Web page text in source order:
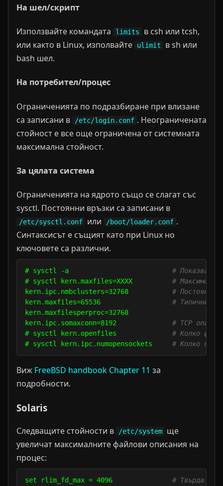
На шел/скрипт
Използвайте командата limits
в csh или tcsh,
или както в Linux, изполвайте
ulimit
в sh или
bash шел.
На потребител/процес
Ограниченията по подразбиране при влизане
са записани в
/etc/login.conf . Неограничената
стойност е все още ограничена от системната
максимална стойност.
За цялата система
Ограниченията на ядрото също се слагат със
sysctl. Постоянни връзки са записани в
/etc/sysctl.conf или /boot/loader.conf .
Синтаксисът е същият като при Linux но
ключовете са различни.
# sysctl -a # Показва
# sysctl kern.maxfiles=XXXX #
kern.ipc.nmbclusters=32768 #
kern.maxfiles=65536 # Типични
kern.maxfilesperproc=32768
kern.ipc.somaxconn=8192 # TCP
# sysctl kern.openfiles # Колко
# sysctl kern.ipc.numopensockets # Колко
Виж FreeBSD handbook Chapter 11 за
подробности.
Solaris
Следващите стойности в /etc/system
ще
увеличат максималните файлови описания на
процес:
set rlim_fd_max = 4096 # Твърда